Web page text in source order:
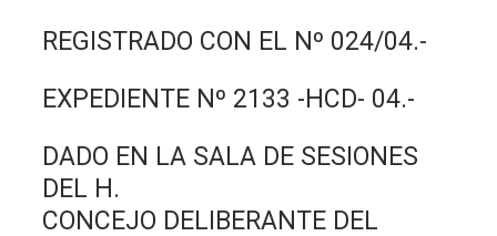
REGISTRADO CON EL Nº 024/04.-
EXPEDIENTE Nº 2133 -HCD- 04.-
DADO EN LA SALA DE SESIONES
DEL H.
CONCEJO DELIBERANTE DEL